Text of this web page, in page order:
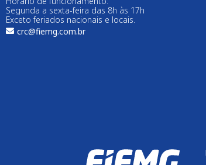
Segunda a sexta-feira das 8h às 17h
Exceto feriados nacionais e locais.
crc@fiemg.com.br